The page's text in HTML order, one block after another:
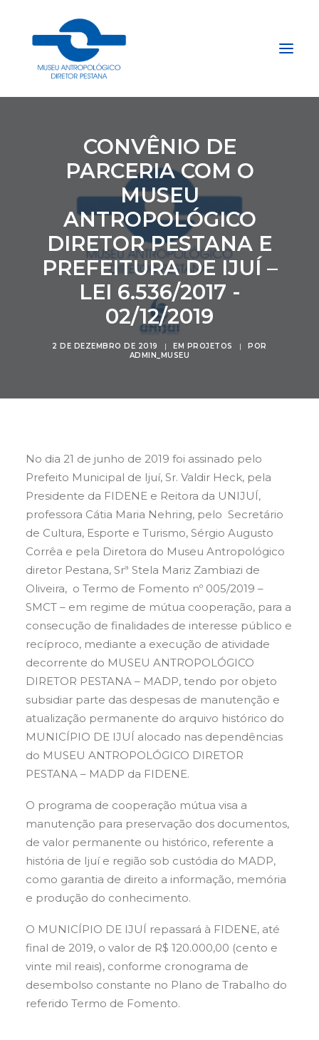
Projetos
Gestão do Arquivo Fidene
CONVÊNIO DE
PARCERIA COM O
MUSEU
ANTROPOLÓGICO
DIRETOR PESTANA E
PREFEITURA DE IJUÍ –
LEI 6.536/2017 -
02/12/2019
2 DE DEZEMBRO DE 2019 | EM PROJETOS |
POR
ADMIN_MUSEU
No dia 21 de junho de 2019 foi assinado pelo
Prefeito Municipal de Ijuí, Sr. Valdir Heck, pela
Presidente da FIDENE e Reitora da UNIJUÍ,
professora Cátia Maria Nehring, pelo Secretário
de Cultura, Esporte e Turismo, Sérgio Augusto
Corrêa e pela Diretora do Museu Antropológico
diretor Pestana, Srª Stela Mariz Zambiazi de
Oliveira, o Termo de Fomento nº 005/2019 –
SMCT – em regime de mútua cooperação, para a
consecução de finalidades de interesse público e
recíproco, mediante a execução de atividade
decorrente do MUSEU ANTROPOLÓGICO
DIRETOR PESTANA – MADP, tendo por objeto
subsidiar parte das despesas de manutenção e
atualização permanente do arquivo histórico do
MUNICÍPIO DE IJUÍ alocado nas dependências
do MUSEU ANTROPOLÓGICO DIRETOR
PESTANA – MADP da FIDENE.
O programa de cooperação mútua visa a
manutenção para preservação dos documentos,
de valor permanente ou histórico, referente a
história de Ijuí e região sob custódia do MADP,
como garantia de direito a informação, memória
e produção do conhecimento.
O MUNICÍPIO DE IJUÍ repassará à FIDENE, até
final de 2019, o valor de R$ 120.000,00 (cento e
vinte mil reais), conforme cronograma de
desembolso constante no Plano de Trabalho do
referido Termo de Fomento.